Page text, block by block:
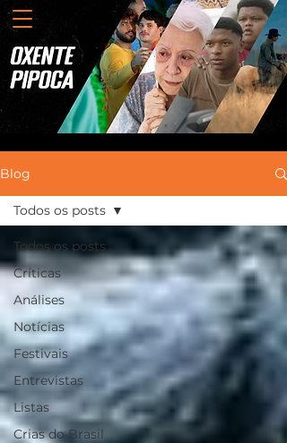
Blog
Todos os posts
Críticas
Análises
Notícias
Festivais
Entrevistas
Listas
Crias do Brasil
Todos os posts